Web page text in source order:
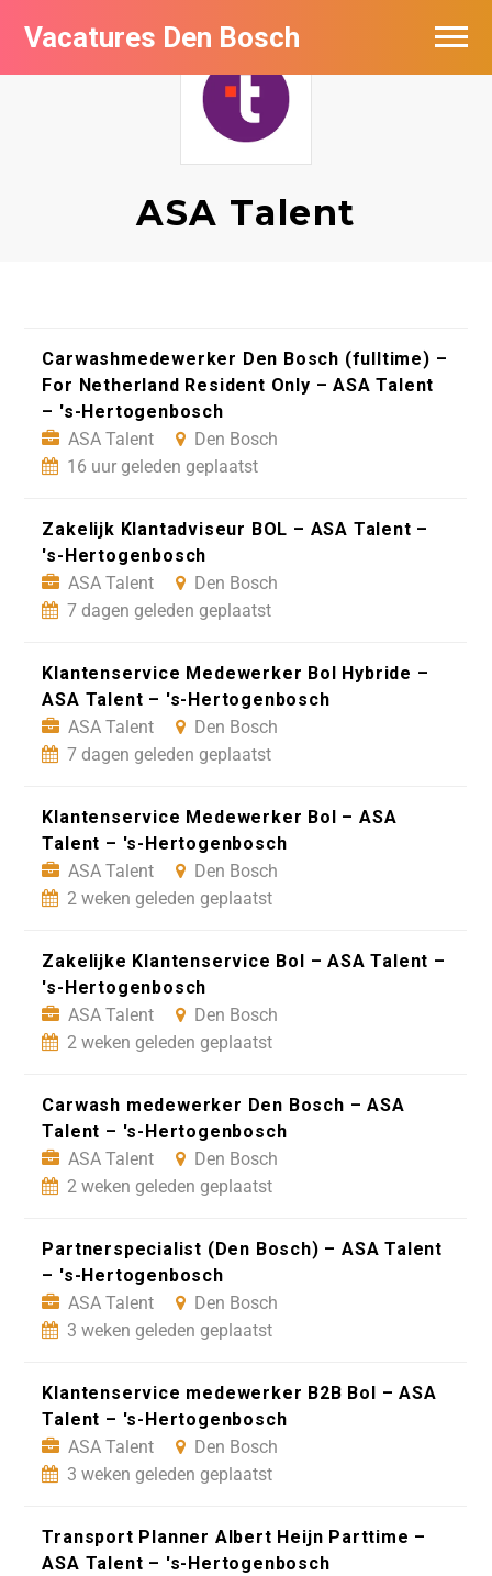
Vacatures Den Bosch
ASA Talent
Carwashmedewerker Den Bosch (fulltime) –
For Netherland Resident Only – ASA Talent
– 's-Hertogenbosch
ASA Talent
Den Bosch
16 uur geleden geplaatst
Zakelijk Klantadviseur BOL – ASA Talent –
's-Hertogenbosch
ASA Talent
Den Bosch
7 dagen geleden geplaatst
Klantenservice Medewerker Bol Hybride –
ASA Talent – 's-Hertogenbosch
ASA Talent
Den Bosch
7 dagen geleden geplaatst
Klantenservice Medewerker Bol – ASA
Talent – 's-Hertogenbosch
ASA Talent
Den Bosch
2 weken geleden geplaatst
Zakelijke Klantenservice Bol – ASA Talent –
's-Hertogenbosch
ASA Talent
Den Bosch
2 weken geleden geplaatst
Carwash medewerker Den Bosch – ASA
Talent – 's-Hertogenbosch
ASA Talent
Den Bosch
2 weken geleden geplaatst
Partnerspecialist (Den Bosch) – ASA Talent
– 's-Hertogenbosch
ASA Talent
Den Bosch
3 weken geleden geplaatst
Klantenservice medewerker B2B Bol – ASA
Talent – 's-Hertogenbosch
ASA Talent
Den Bosch
3 weken geleden geplaatst
Transport Planner Albert Heijn Parttime –
ASA Talent – 's-Hertogenbosch
Vacatures per bedrijf in Den Bosch
De populairste vacatures in Den Bosch